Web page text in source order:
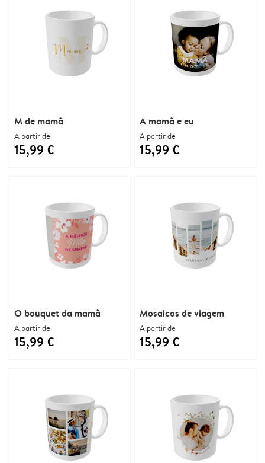
M de mamã
A partir de
15,99 €
A mamã e eu
A partir de
15,99 €
O bouquet da mamã
A partir de
15,99 €
Mosaicos de viagem
A partir de
15,99 €